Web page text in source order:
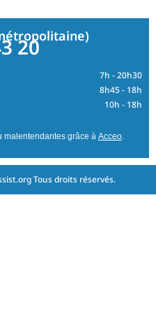
20
7h - 20h30
8h45 - 18h
10h - 18h
malentendantes grâce à Acceo.
Tous droits réservés.